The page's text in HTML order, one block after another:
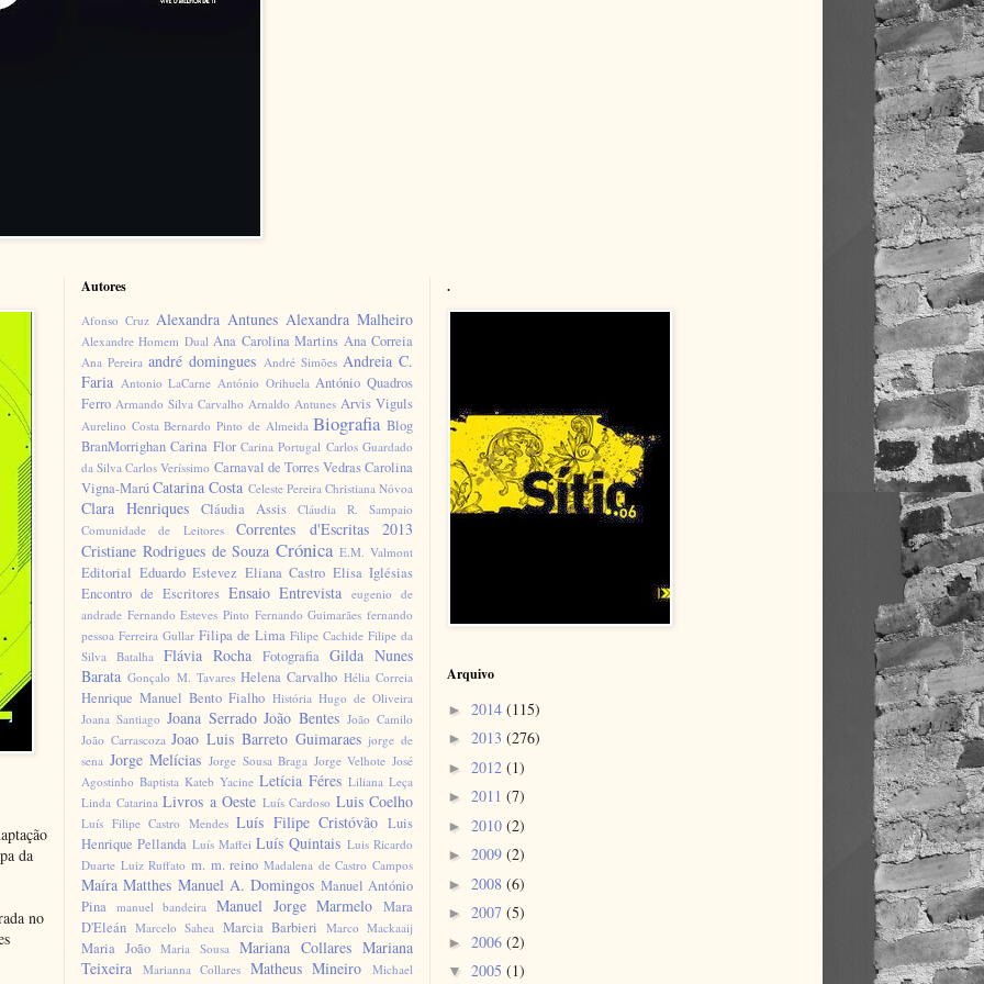
da
no
Autores
Afonso Cruz Alexandra Antunes Alexandra Malheiro
Alexandre Homem Dual Ana Carolina Martins Ana Correia
Ana Pereira andré domingues André Simões Andreia C.
Faria Antonio LaCarne António Orihuela António Quadros
Ferro Armando Silva Carvalho Arnaldo Antunes Arvis Viguls
Aurelino Costa Bernardo Pinto de Almeida Biografia Blog
BranMorrighan Carina Flor Carina Portugal Carlos Guardado
da Silva Carlos Veríssimo Carnaval de Torres VedrasCarolina
Vigna-MarúCatarina Costa Celeste Pereira Christiana Nóvoa
Clara Henriques Cláudia Assis
Cláudia R. Sampaio
Comunidade de Leitores
Correntes d'Escritas 2013
Cristiane Rodrigues de Souza Crónica E.M. Valmont
Editorial Eduardo Estevez Eliana Castro Elisa Iglésias
Encontro de Escritores Ensaio Entrevista
eugenio de
andrade Fernando Esteves Pinto Fernando Guimarães fernando
pessoa Ferreira Gullar Filipa de Lima Filipe Cachide Filipe da
Silva Batalha Flávia Rocha Fotografia Gilda Nunes
Barata Gonçalo M. Tavares Helena Carvalho Hélia Correia
Henrique Manuel Bento Fialho História Hugo de Oliveira
Joana Santiago Joana Serrado João Bentes João Camilo
João Carrascoza Joao Luis Barreto Guimaraes jorge de
sena Jorge Melícias Jorge Sousa Braga Jorge Velhote José
Agostinho Baptista Kateb Yacine Letícia Féres Liliana Leça
Linda Catarina Livros a Oeste Luís Cardoso Luis Coelho
Luís Filipe Castro Mendes Luís Filipe Cristóvão Luis
Henrique Pellanda Luís Maffei Luís Quintais Luis Ricardo
Duarte Luiz Ruffato m. m. reino Madalena de Castro Campos
Maíra Matthes Manuel A. Domingos Manuel António
Pina manuel bandeira Manuel Jorge Marmelo Mara
D'Eleán Marcelo Sahea Marcia Barbieri Marco Mackaaij
Maria João Maria Sousa Mariana Collares Mariana
Teixeira
Marianna Collares Matheus Mineiro
Michael
.
Arquivo
► 2014 (115)
► 2013 (276)
► 2012 (1)
► 2011 (7)
► 2010 (2)
► 2009 (2)
► 2008 (6)
► 2007 (5)
► 2006 (2)
▼ 2005 (1)